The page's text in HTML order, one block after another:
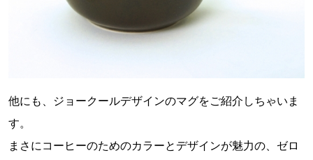
他にも、ジョークールデザインのマグをご紹介しちゃいま
す。
まさにコーヒーのためのカラーとデザインが魅力の、ゼロ